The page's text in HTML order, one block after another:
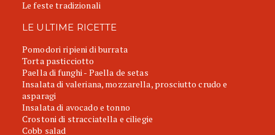
Le feste tradizionali
LE ULTIME RICETTE
Pomodori ripieni di burrata
Torta pasticciotto
Paella di funghi - Paella de setas
Insalata di valeriana, mozzarella, prosciutto crudo e
asparagi
Insalata di avocado e tonno
Crostoni di stracciatella e ciliegie
Cobb salad